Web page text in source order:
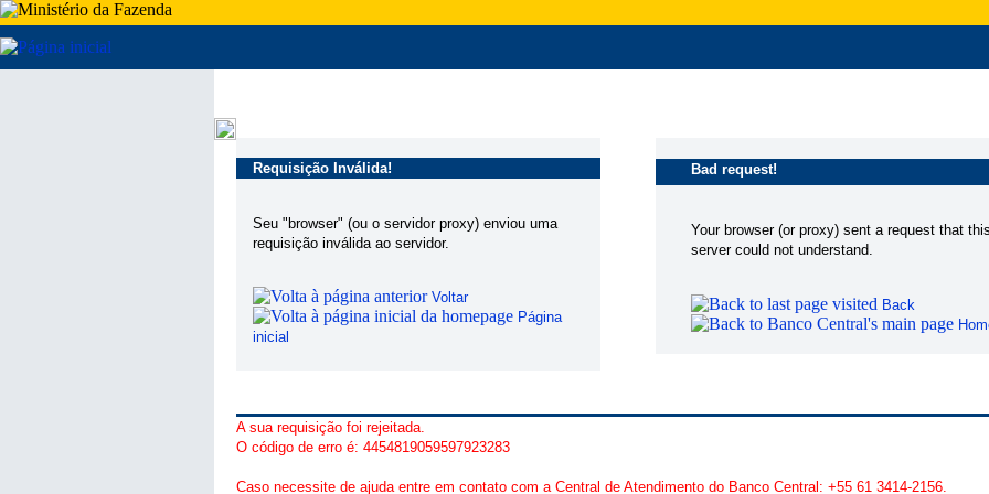
Requisição Inválida!
Seu "browser" (ou o servidor proxy) enviou uma
requisição inválida ao servidor.
Voltar
Página
inicial
Bad request!
Your browser (or proxy) sent a request that
server could not understand.
Back
A sua requisição foi rejeitada.
O código de erro é: 4454819059597923283
Caso necessite de ajuda entre em contato com a Central de Atendimento do Banco Central: +55 61 3414-2156.